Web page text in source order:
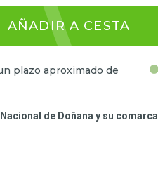
AÑADIR A CESTA
plazo aproximado de
de Doñana y su comarca